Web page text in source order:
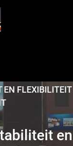
EN FLEXIBILITEIT
en